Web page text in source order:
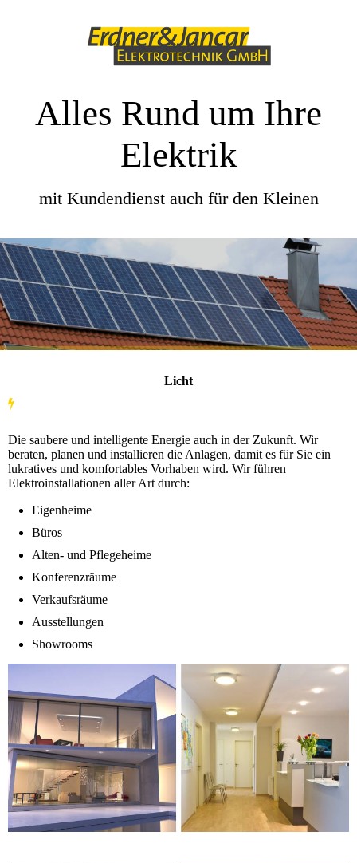
Alles Rund um Ihre
Elektrik
mit Kundendienst auch für den Kleinen
Licht
Die saubere und intelligente Energie auch in der Zukunft. Wir
beraten, planen und installieren die Anlagen, damit es für Sie ein
lukratives und komfortables Vorhaben wird. Wir führen
Elektroinstallationen aller Art durch:
Eigenheime
Büros
Alten- und Pflegeheime
Konferenzräume
Verkaufsräume
Ausstellungen
Showrooms